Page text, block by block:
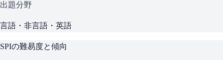
出題分野
言語・非言語・英語
SPIの難易度と傾向